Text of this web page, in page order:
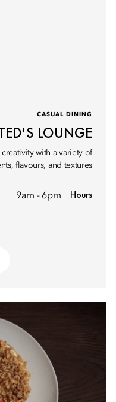
CASUAL DINING
LOUNGE
with a variety of
flavours, and textures.
Hours
9am - 6pm